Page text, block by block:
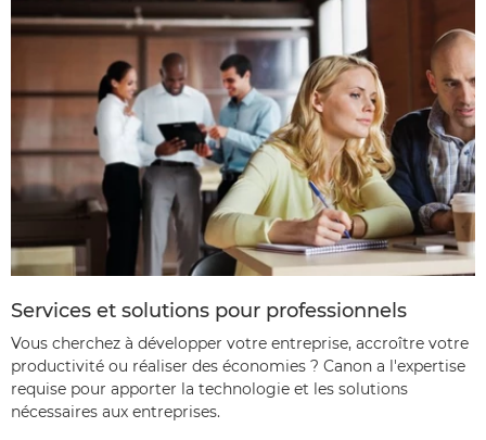
Services et solutions pour professionnels
Vous cherchez à développer votre entreprise, accroître votre
productivité ou réaliser des économies ? Canon a l'expertise
requise pour apporter la technologie et les solutions
nécessaires aux entreprises.